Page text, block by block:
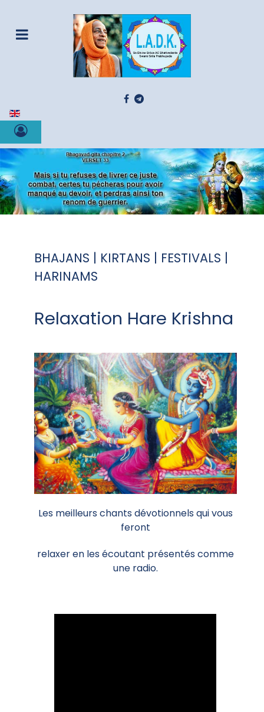
Sélectionnez votre langue
BHAJANS | KIRTANS | FESTIVALS |
HARINAMS
Relaxation Hare Krishna
Les meilleurs chants dévotionnels qui vous
feront
relaxer en les écoutant présentés comme
une radio.